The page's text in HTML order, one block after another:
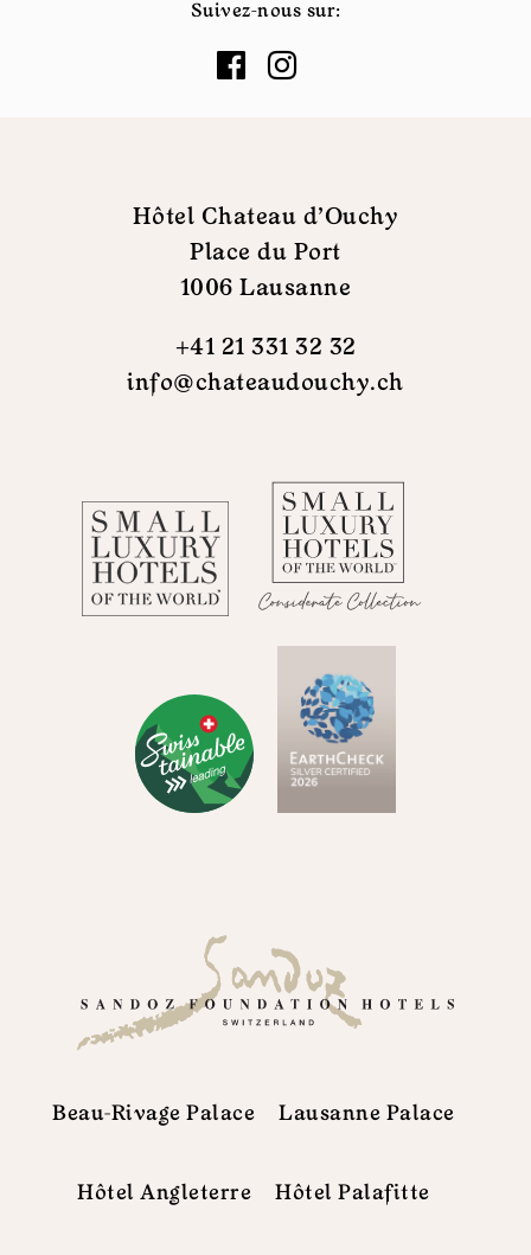
Suivez-nous sur:
Hôtel Chateau d'Ouchy
Place du Port
1006 Lausanne
+41 21 331 32 32
info@chateaudouchy.ch
Beau-Rivage Palace Lausanne Palace
Hôtel Angleterre Hôtel Palafitte